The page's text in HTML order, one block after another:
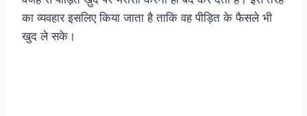
का व्यवहार इसलिए किया जाता है ताकि वह पीड़ित के फैसले भी
खुद ले सके।